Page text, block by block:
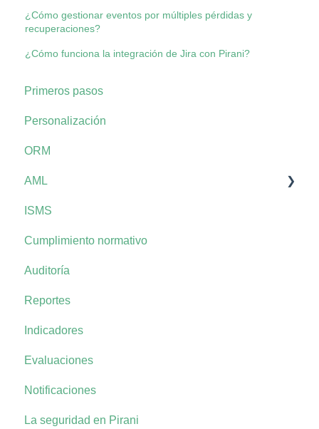
¿Cómo gestionar eventos por múltiples pérdidas y
recuperaciones?
¿Cómo funciona la integración de Jira con Pirani?
Primeros pasos
Personalización
ORM
AML
AML+
ISMS
Cumplimiento normativo
Auditoría
Reportes
Indicadores
Evaluaciones
Notificaciones
La seguridad en Pirani